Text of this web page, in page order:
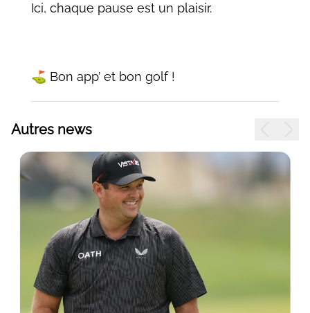
Ici, chaque pause est un plaisir.
⛳ Bon app’ et bon golf !
Autres news